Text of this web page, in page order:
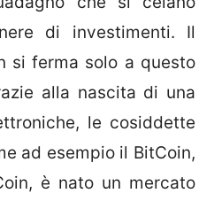
di investimenti. Il
si ferma solo a questo
alla nascita di una
le cosiddette
ad esempio il BitCoin,
è nato un mercato